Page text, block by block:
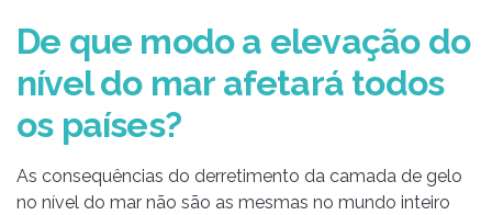
De que modo a elevação do
nível do mar afetará todos
os países?
As consequências do derretimento da camada de gelo
no nível do mar não são as mesmas no mundo inteiro